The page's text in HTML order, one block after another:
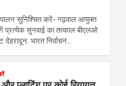
सुनिश्चित करें- गढ़वाल आयुक्त
प्रत्येक सुनवाई का तत्काल बीएलओ
भारत निर्वाचन…